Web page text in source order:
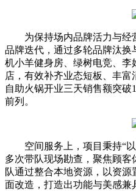
为保持场内品牌活力与
品牌迭代，通过多轮品牌汰
机小羊健身房、绿树电竞、
店，有效补齐业态短板、丰
自助火锅开业三天销售额突破
前列。
空间服务上，项目秉持“
多次带队现场勘查，聚焦顾客
队通过整合本地资源，以资
面改造，打造出功能与美感